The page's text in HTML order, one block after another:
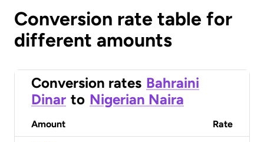
Conversion rate table for
different amounts
Conversion rates Bahraini
Dinar to Nigerian Naira
Amount Rate